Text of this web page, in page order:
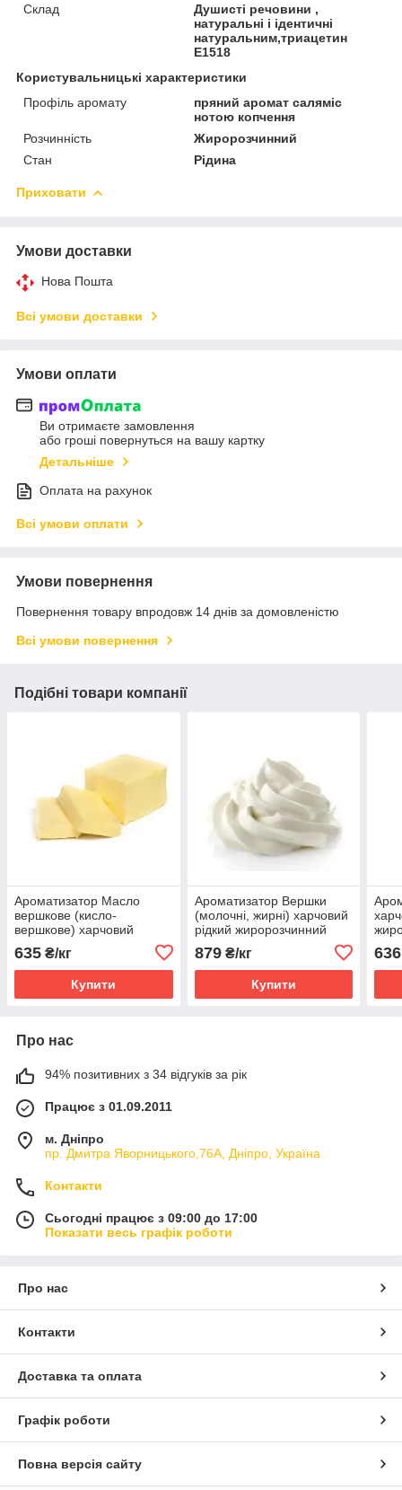
Склад
Душисті речовини ,
натуральні і ідентичні
натуральним,триацетин
Е1518
Користувальницькі характеристики
Профіль аромату
пряний аромат саляміс
нотою копчення
Розчинність
Жиророзчинний
Стан
Рідина
Приховати
Умови доставки
Нова Пошта
Всі умови доставки
Умови оплати
Ви отримаєте замовлення
або гроші повернуться на вашу картку
Детальніше
Оплата на рахунок
Всі умови оплати
Умови повернення
Повернення товару впродовж 14 днів за домовленістю
Всі умови повернення
Подібні товари компанії
Ароматизатор Масло
вершкове (кисло-
вершкове) харчовий
ідентичний натуральному
635 ₴/кг
Купити
Ароматизатор Вершки
(молочні, жирні) харчовий
рідкий жиророзчинний
ідентичний натуральному
879₴/кг
Купити
636
Про нас
94% позитивних з 34 відгуків за рік
Працює з 01.09.2011
м. Дніпро
пр. Дмитра Яворницького,76А, Дніпро, Україна
Контакти
Сьогодні працює з 09:00 до 17:00
Показати весь графік роботи
Про нас
Контакти
Доставка та оплата
Графік роботи
Повна версія сайту